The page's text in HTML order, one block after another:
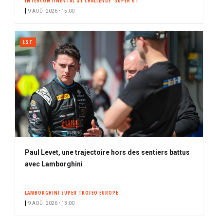
9 AOÛ. 2026 • 15:00
LST
Paul Levet, une trajectoire hors des sentiers battus
avec Lamborghini
LAMBORGHINI SUPER TROFEO EUROPE
9 AOÛ. 2026 • 13:00